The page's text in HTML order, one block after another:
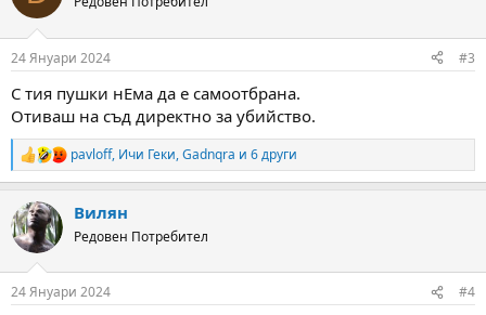
i
s
24 Януари 2024 #3
С тия пушки нЕма да е самоотбрана.
Отиваш на съд директно за убийство.
R
e
c
t
i
s
pavloff, Ичи Геки,Gadnqra и 6 други
Вилян
Редовен Потребител
24 Януари 2024 #4